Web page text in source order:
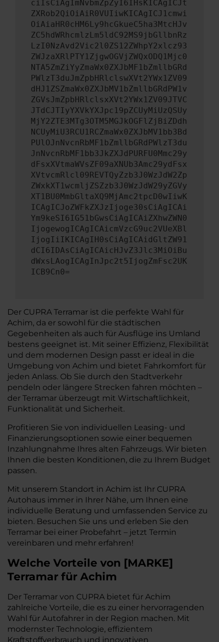
ciIsCiAgImNvbmZpZyI6IHsKICAgICJt
ZXRob2QiOiAiR0VUIiwKICAgICJ1cmwi
OiAiaHR0cHM6Ly9hcGkueC5ha3MtcHJv
ZC5hdWRhcmlzLm5ldC92MS9jbGllbnRz
LzI0NzAvd2Vic2l0ZS12ZWhpY2xlcz93
ZWJzaXRlPTY1ZjgwOGVjZWQxODQ1Mjc0
NTA5ZmZiYyZmaWx0ZXJbMF1bZmllbGRd
PWlzT3duJmZpbHRlclswXVt2YWx1ZV09
dHJ1ZSZmaWx0ZXJbMV1bZmllbGRdPW1v
ZGVsJmZpbHRlclsxXVt2YWx1ZV09JTVC
JTdCJTIyYXVkYXJpc19pZCUyMiUzQSUy
MjY2ZTE3MTg3OTM5MGJkOGFlZjBiZDdh
NCUyMiU3RCU1RCZmaWx0ZXJbMV1bb3Bd
PUlOJnNvcnRbMF1bZmllbGRdPWlzT3du
JnNvcnRbMF1bb3JkZXJdPURFU0Mmc29y
dFsxXVtmaWVsZF09aXNUb3Amc29ydFsx
XVtvcmRlcl09REVTQyZzb3J0WzJdW2Zp
ZWxkXT1wcmljZSZzb3J0WzJdW29yZGVy
XT1BU0MmbGltaXQ9MjAmc2tpcD0wIiwK
ICAgICJoZWFkZXJzIjoge30sCiAgICAi
Ym9keSI6IG51bGwsCiAgICAiZXhwZWN0
IjogewogICAgICAicmVzcG9uc2VUeXBl
IjogIiIKICAgIH0sCiAgICAidGltZW91
dCI6IDAsCiAgICAicHJvZ3Jlc3MiOiBu
dWxsLAogICAgInJpc2t5IjogZmFsc2UK
ICB9Cn0=
Der CUPRA Terramar ist die perfekte Wahl für
Achim, da er sowohl für die städtischen
Gegebenheiten als auch für Ausflüge ins Umland
bestens geeignet ist. Mit seiner Effizienz, Flexibilität
und dem modernen Design passt er ideal in die
Umgebung von Achim und bietet Fahrkomfort für
jeden Anlass. Ob Sie durch den Stadtverkehr
pendeln oder längere Strecken fahren möchten –
der Terramar überzeugt mit Wirtschaftlichkeit,
Funktionalität und Sicherheit.
Profitieren Sie von individuellen Leasing- und
Finanzierungsoptionen sowie einer bequemen
Inzahlungnahme Ihres alten Fahrzeugs. Wir bieten
Ihnen die besten Konditionen, die zu Ihrem Budget
passen.
Mit unserem Standort in Achim ist Ihr CUPRA
Autohaus immer in Ihrer Nähe, um Ihnen eine
individuelle Beratung und umfassenden Service zu
bieten. Besuchen Sie uns und erleben Sie den
Terramar bei einer Probefahrt – jetzt Termin
vereinbaren und mehr erfahren!
Welche Vorteile von [MARKE]
Terramar für Achim
Der Terramar von CUPRA bietet für Achim
zahlreiche Vorteile, die es zu einer hervorragenden
Wahl für Autofahrer in der Region machen. Mit
modernster Technologie, effizientem
Kraftstoffverbrauch und innovativen